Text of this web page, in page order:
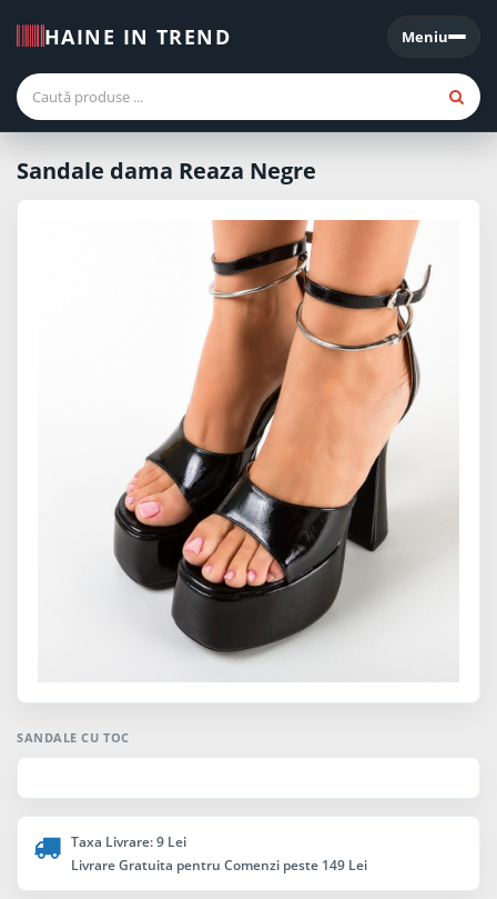
HAINE IN TREND Meniu
Meniu
Sandale dama Reaza Negre
SANDALE CU TOC
Taxa Livrare: 9 Lei
Livrare Gratuita pentru Comenzi peste 149 Lei